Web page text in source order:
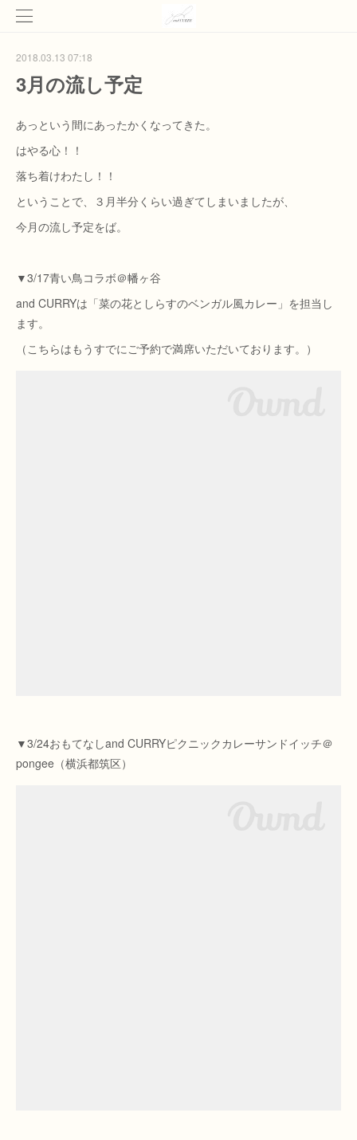
2018.03.13 07:18
3月の流し予定
あっという間にあったかくなってきた。
はやる心！！
落ち着けわたし！！
ということで、３月半分くらい過ぎてしまいましたが、
今月の流し予定をば。
▼3/17青い鳥コラボ＠幡ヶ谷
and CURRYは「菜の花としらすのベンガル風カレー」を担当し
ます。
（こちらはもうすでにご予約で満席いただいております。）
▼3/24おもてなしand CURRYピクニックカレーサンドイッチ＠
pongee（横浜都筑区）